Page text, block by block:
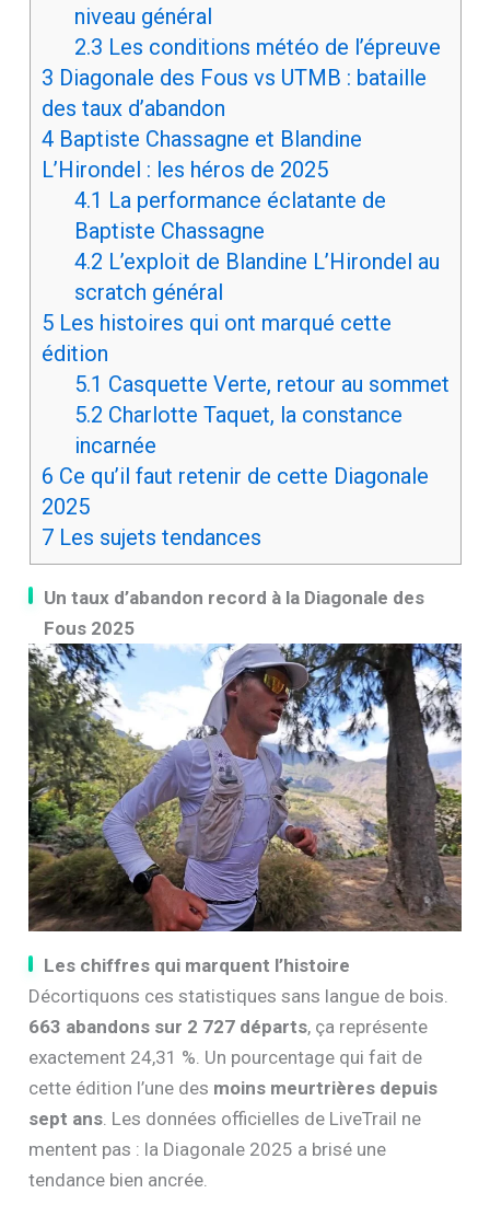
niveau général
2.3 Les conditions météo de l’épreuve
3 Diagonale des Fous vs UTMB : bataille
des taux d’abandon
4Baptiste Chassagne et Blandine
L’Hirondel : les héros de 2025
4.1 La performance éclatante de
Baptiste Chassagne
4.2 L’exploit de Blandine L’Hirondel au
scratch général
5Les histoires qui ont marqué cette
édition
5.1 Casquette Verte, retour au sommet
5.2 Charlotte Taquet, la constance
incarnée
6 Ce qu’il faut retenir de cette Diagonale
2025
7Les sujets tendances
Un taux d’abandon record à la Diagonale des
Fous 2025
Les chiffres qui marquent l’histoire
Décortiquons ces statistiques sans langue de bois.
663 abandons sur 2 727 départs, ça représente
exactement 24,31 %. Un pourcentage qui fait de
cette édition l’une des moins meurtrières depuis
sept ans. Les données officielles de LiveTrail ne
mentent pas : la Diagonale 2025 a brisé une
tendance bien ancrée.